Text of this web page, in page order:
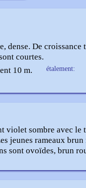
dense. De croissance
courtes.
10 m.
étalement:
violet sombre avec le
jeunes rameaux brun
sont ovoïdes, brun